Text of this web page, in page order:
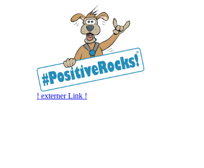
! externer Link !